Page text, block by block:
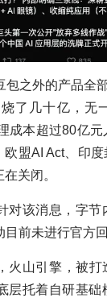
包之外的产品全
了几十亿，无
成本超过80亿元
盟AI Act、印度
关闭。
对该消息，字节
前未进行官方回
火山引擎，被打
层托着自研基础